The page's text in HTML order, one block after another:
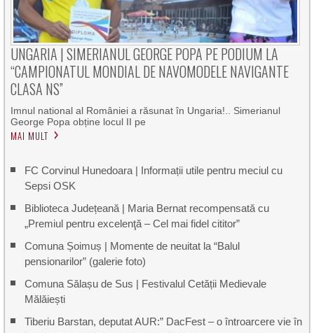
UNGARIA | SIMERIANUL GEORGE POPA PE PODIUM LA
“CAMPIONATUL MONDIAL DE NAVOMODELE NAVIGANTE
CLASA NS”
Imnul national al României a răsunat în Ungaria!.. Simerianul
George Popa obține locul II pe
MAI MULT
FC Corvinul Hunedoara | Informații utile pentru meciul cu
Sepsi OSK
Biblioteca Județeană | Maria Bernat recompensată cu
„Premiul pentru excelenţă – Cel mai fidel cititor”
Comuna Șoimuș | Momente de neuitat la “Balul
pensionarilor” (galerie foto)
Comuna Sălașu de Sus | Festivalul Cetății Medievale
Mălăiești
Tiberiu Barstan, deputat AUR:” DacFest – o întroarcere vie în